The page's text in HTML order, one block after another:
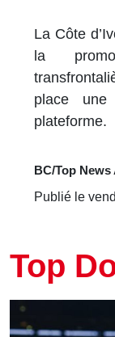
La Côte
la
place une
plateforme.
BC/Top News
Publié le
Top